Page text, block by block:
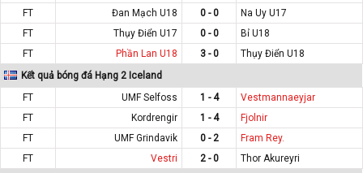
FT
Đan Mạch U18 0 - 0
Na Uy U17
FT
Thụy Điển U17 0 - 0
Bỉ U18
FT
Phần Lan U18 3 - 0
Thụy Điển U18
Kết quả bóng đá Hạng 2 Iceland
FT
UMF Selfoss 1 - 4
Vestmannaeyjar
FT
Kordrengir 1 - 4
Fjolnir
FT
UMF Grindavik 0 - 2
Fram Rey.
FT
Vestri 2 - 0
Thor Akureyri